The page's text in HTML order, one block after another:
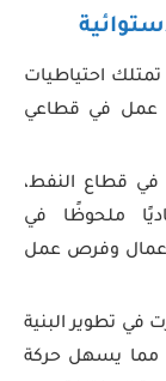
تمتلك احتياطيات
عمل في قطاعي
في قطاع النفط،
ملحوظًا في
وفرص عمل
في تطوير البنية
مما يسهل حركة